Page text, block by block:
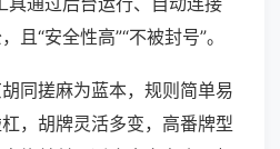
且“安全性高”“不被封号”。
同搓麻为蓝本，规则简单易
，胡牌灵活多变，高番牌型